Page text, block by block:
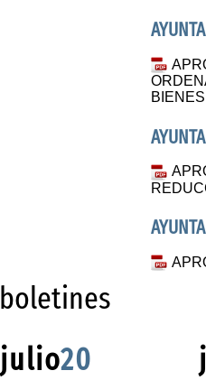
boletines
julio20